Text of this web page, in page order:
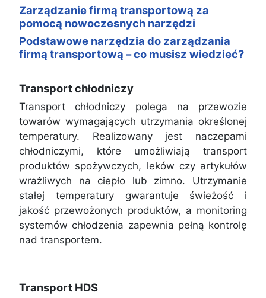
Zarządzanie firmą transportową za
pomocą nowoczesnych narzędzi
Podstawowe narzędzia do zarządzania
firmą transportową – co musisz wiedzieć?
Transport chłodniczy
Transport chłodniczy polega na przewozie
towarów wymagających utrzymania określonej
temperatury. Realizowany jest naczepami
chłodniczymi, które umożliwiają transport
produktów spożywczych, leków czy artykułów
wrażliwych na ciepło lub zimno. Utrzymanie
stałej temperatury gwarantuje świeżość i
jakość przewożonych produktów, a monitoring
systemów chłodzenia zapewnia pełną kontrolę
nad transportem.
Transport HDS